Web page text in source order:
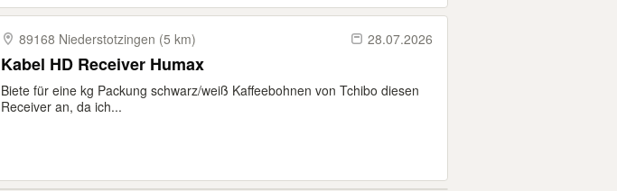
89168 Niederstotzingen (5 km) 28.07.2026
Kabel HD Receiver Humax
Biete für eine kg Packung schwarz/weiß Kaffeebohnen von Tchibo diesen
Receiver an, da ich...